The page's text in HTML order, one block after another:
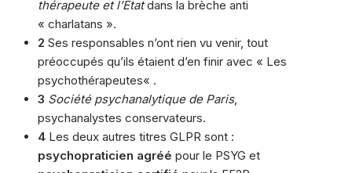
thérapeute et l’Étatdans la brèche anti
« charlatans ».
2 Ses responsables n’ont rien vu venir, tout
préoccupés qu’ils étaient d’en finir avec « Les
psychothérapeutes« .
3 Société psychanalytique de Paris,
psychanalystes conservateurs.
4 Les deux autres titres GLPR sont :
psychopraticien agréé pour le PSYG et